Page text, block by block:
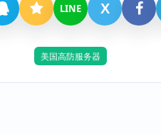
LINE X
美国高防服务器